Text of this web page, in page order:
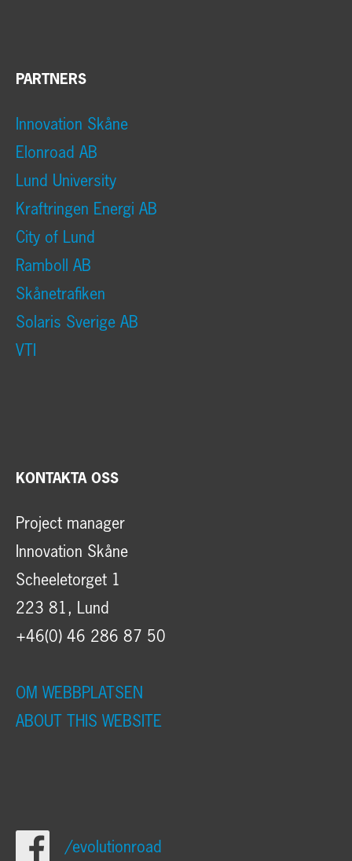
PARTNERS
Innovation Skåne
Elonroad AB
Lund University
Kraftringen Energi AB
City of Lund
Ramboll AB
Skånetrafiken
Solaris Sverige AB
VTI
KONTAKTA OSS
Project manager
Innovation Skåne
Scheeletorget 1
223 81, Lund
+46(0) 46 286 87 50
OM WEBBPLATSEN
ABOUT THIS WEBSITE
/evolutionroad